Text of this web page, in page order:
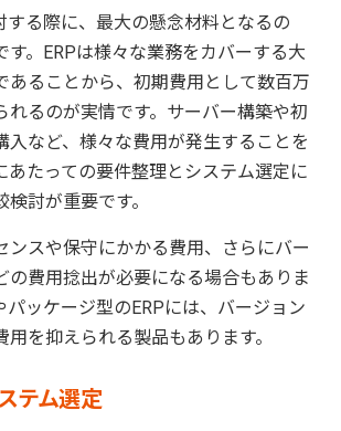
する際に、最大の懸念材料となるの
す。ERPは様々な業務をカバーする大
あることから、初期費用として数百万
れるのが実情です。サーバー構築や初
入など、様々な費用が発生することを
あたっての要件整理とシステム選定に
討が重要です。
ンスや保守にかかる費用、さらにバー
の費用捻出が必要になる場合もありま
パッケージ型のERPには、バージョン
を抑えられる製品もあります。
テム選定